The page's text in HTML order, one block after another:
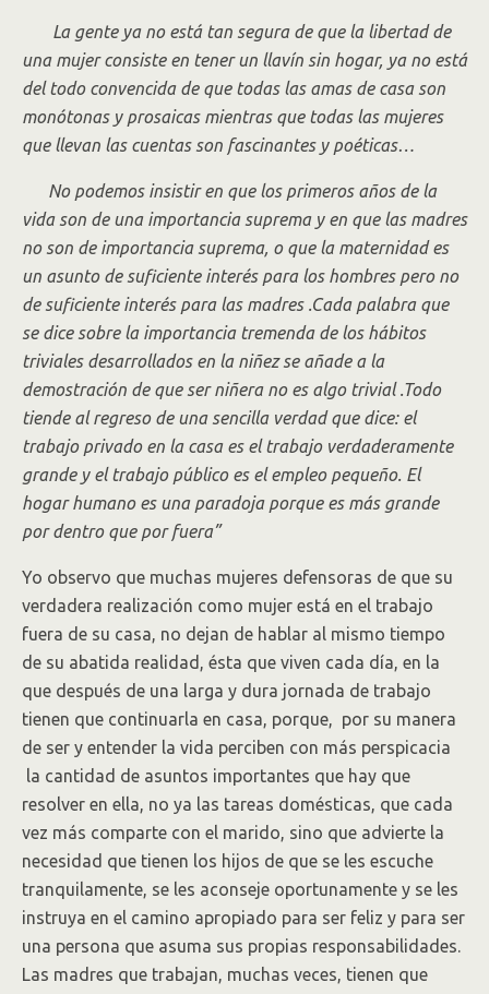
La gente ya no está tan segura de que la libertad de
una mujer consiste en tener un llavín sin hogar, ya no está
del todo convencida de que todas las amas de casa son
monótonas y prosaicas mientras que todas las mujeres
que llevan las cuentas son fascinantes y poéticas…
No podemos insistir en que los primeros años de la
vida son de una importancia suprema y en que las madres
no son de importancia suprema, o que la maternidad es
un asunto de suficiente interés para los hombres pero no
de suficiente interés para las madres .Cada palabra que
se dice sobre la importancia tremenda de los hábitos
triviales desarrollados en la niñez se añade a la
demostración de que ser niñera no es algo trivial .Todo
tiende al regreso de una sencilla verdad que dice: el
trabajo privado en la casa es el trabajo verdaderamente
grande y el trabajo público es el empleo pequeño. El
hogar humano es una paradoja porque es más grande
por dentro que por fuera”
Yo observo que muchas mujeres defensoras de que su
verdadera realización como mujer está en el trabajo
fuera de su casa, no dejan de hablar al mismo tiempo
de su abatida realidad, ésta que viven cada día, en la
que después de una larga y dura jornada de trabajo
tienen que continuarla en casa, porque, por su manera
de ser y entender la vida perciben con más perspicacia
la cantidad de asuntos importantes que hay que
resolver en ella, no ya las tareas domésticas, que cada
vez más comparte con el marido, sino que advierte la
necesidad que tienen los hijos de que se les escuche
tranquilamente, se les aconseje oportunamente y se les
instruya en el camino apropiado para ser feliz y para ser
una persona que asuma sus propias responsabilidades.
Las madres que trabajan, muchas veces, tienen que